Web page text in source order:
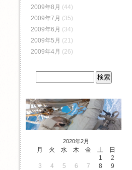
2009年8月 (44)
2009年7月 (35)
2009年6月 (34)
2009年5月 (21)
2009年4月 (26)
2020年2月
月 火 水 木 金 土
日
1
2
3
4 5 6 7 8
9